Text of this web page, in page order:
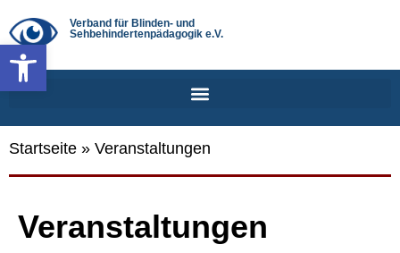
Werkzeugleiste öffnen
Verband für Blinden- und
Sehbehindertenpädagogik e.V.
Startseite » Veranstaltungen
Ver­an­stal­tun­gen